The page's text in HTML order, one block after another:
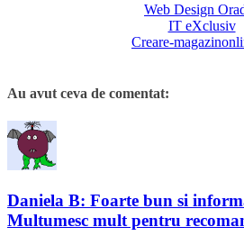
Web Design
IT eXclusiv
Creare-
Au avut ceva de comentat:
Daniela B: Foarte bun si
Multumesc mult pentru